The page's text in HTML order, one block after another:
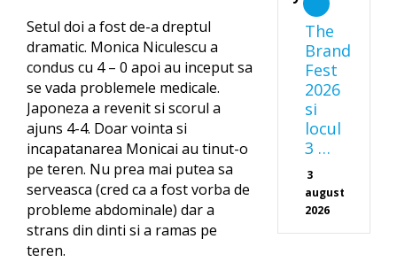
Setul doi a fost de-a dreptul
dramatic. Monica Niculescu a
condus cu 4 – 0 apoi au inceput sa
se vada problemele medicale.
Japoneza a revenit si scorul a
ajuns 4-4. Doar vointa si
incapatanarea Monicai au tinut-o
pe teren. Nu prea mai putea sa
serveasca (cred ca a fost vorba de
probleme abdominale) dar a
strans din dinti si a ramas pe
teren.
The
Brand
Fest
2026
si
locul
3 …
3
august
2026